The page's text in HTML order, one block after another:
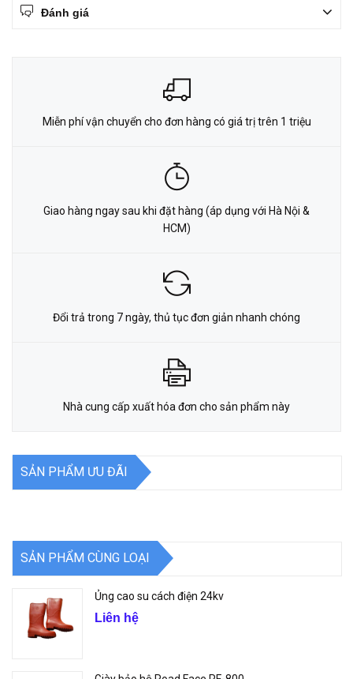
Đánh giá
Miễn phí vận chuyển cho đơn hàng có giá trị trên 1 triệu
Giao hàng ngay sau khi đặt hàng (áp dụng với Hà Nội &
HCM)
Đổi trả trong 7 ngày, thủ tục đơn giản nhanh chóng
Nhà cung cấp xuất hóa đơn cho sản phẩm này
SẢN PHẨM ƯU ĐÃI
SẢN PHẨM CÙNG LOẠI
Ủng cao su cách điện 24kv
Liên hệ